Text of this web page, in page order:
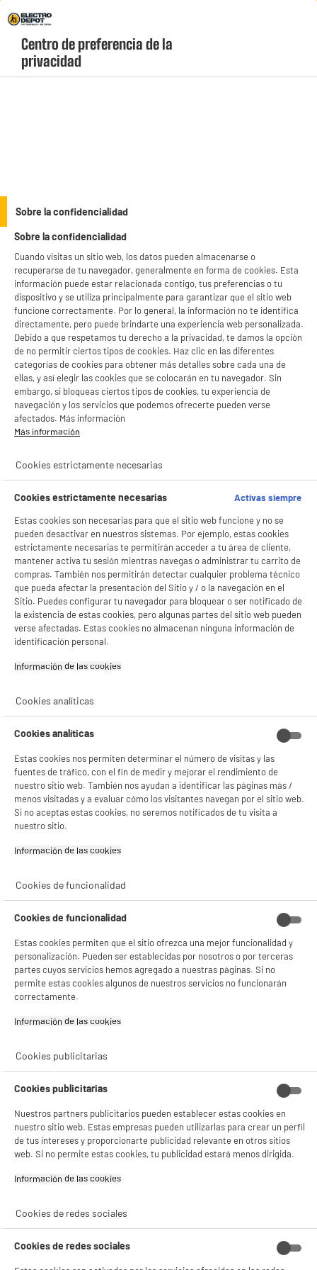
Menú
geolocation-header-icon-text
account
Grados Vileda Steam
product_anchor_characteristics
11
Garantía incluida :
Características
Marca
Tipo de producto Recambio para mopa
Dimensiones del producto
AL 17 cm x AN 25 cm x PR 2,5
cm
nombre de la empresa o marca
Dirección de envio
92600 ASNIERES-SUR-SEINE
Código del artículo 983249
Con el fin de mejorar tu experiencia, y tras tu consentimiento, ELECTRO DEPOT
- compartir contenido adaptado a tus preferencias
- ofrecer publicidad y comunicaciones personalizadas
- facilitar el intercambio de contenido en las redes sociales
- analizar el tráfico en nuestro sitio web Consulta la política de cookies.
Consulta la política de cookies..
Si aceptas, la experiencia será aún mejor. Si no acepta, se utilizarán cookies
estadísticas anónimas basadas en tu navegación. Puedes oponerte a su uso
gestionando sus cookies.
¡Buena visita!
Centro de preferencia de la
privacidad
Sobre la confidencialidad
Sobre la confidencialidad
Cuando visitas un sitio web, los datos pueden almacenarse o
recuperarse de tu navegador, generalmente en forma de cookies. Esta
información puede estar relacionada contigo, tus preferencias o tu
dispositivo y se utiliza principalmente para garantizar que el sitio web
funcione correctamente. Por lo general, la información no te identifica
directamente, pero puede brindarte una experiencia web personalizada.
Debido a que respetamos tu derecho a la privacidad, te damos la opción
de no permitir ciertos tipos de cookies. Haz clic en las diferentes
categorías de cookies para obtener más detalles sobre cada una de
ellas, y así elegir las cookies que se colocarán en tu navegador. Sin
embargo, si bloqueas ciertos tipos de cookies, tu experiencia de
navegación y los servicios que podemos ofrecerte pueden verse
afectados. Más información
Más información
Cookies estrictamente necesarias
Cookies estrictamente necesarias
Activas siempre
Estas cookies son necesarias para que el sitio web funcione y no se
pueden desactivar en nuestros sistemas. Por ejemplo, estas cookies
estrictamente necesarias te permitirán acceder a tu área de cliente,
mantener activa tu sesión mientras navegas o administrar tu carrito de
compras. También nos permitirán detectar cualquier problema técnico
que pueda afectar la presentación del Sitio y / o la navegación en el
Sitio. Puedes configurar tu navegador para bloquear o ser notificado de
la existencia de estas cookies, pero algunas partes del sitio web pueden
verse afectadas. Estas cookies no almacenan ninguna información de
identificación personal.
Información de las cookies‎
Cookies analíticas
Cookies analíticas
Estas cookies nos permiten determinar el número de visitas y las
fuentes de tráfico, con el fin de medir y mejorar el rendimiento de
nuestro sitio web. También nos ayudan a identificar las páginas más /
menos visitadas y a evaluar cómo los visitantes navegan por el sitio web.
Si no aceptas estas cookies, no seremos notificados de tu visita a
nuestro sitio.
Información de las cookies‎
Cookies de funcionalidad
Cookies de funcionalidad
Estas cookies permiten que el sitio ofrezca una mejor funcionalidad y
personalización. Pueden ser establecidas por nosotros o por terceras
partes cuyos servicios hemos agregado a nuestras páginas. Si no
permite estas cookies algunos de nuestros servicios no funcionarán
correctamente.
Información de las cookies‎
Cookies publicitarias
Cookies publicitarias
Nuestros partners publicitarios pueden establecer estas cookies en
nuestro sitio web. Estas empresas pueden utilizarlas para crear un perfil
de tus intereses y proporcionarte publicidad relevante en otros sitios
web. Si no permite estas cookies, tu publicidad estará menos dirigida.
Información de las cookies‎
Cookies de redes sociales
Cookies de redes sociales